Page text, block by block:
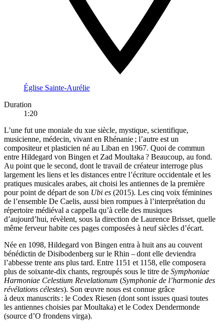
Église Sainte-Aurélie
Duration
1:20
L’une fut une moniale du xııe siècle, mystique, scientifique,
musicienne, médecin, vivant en Rhénanie ; l’autre est un
compositeur et plasticien né au Liban en 1967. Quoi de commun
entre Hildegard von Bingen et Zad Moultaka ? Beaucoup, au fond.
Au point que le second, dont le travail de créateur interroge plus
largement les liens et les distances entre l’écriture occidentale et les
pratiques musicales arabes, ait choisi les antiennes de la première
pour point de départ de son Ubi es (2015). Les cinq voix féminines
de l’ensemble De Caelis, aussi bien rompues à l’interprétation du
répertoire médiéval a cappella qu’à celle des musiques
d’aujourd’hui, révèlent, sous la direction de Laurence Brisset, quelle
même ferveur habite ces pages composées à neuf siècles d’écart.
Née en 1098, Hildegard von Bingen entra à huit ans au couvent
bénédictin de Disibodenberg sur le Rhin – dont elle deviendra
l’abbesse trente ans plus tard. Entre 1151 et 1158, elle composera
plus de soixante-dix chants, regroupés sous le titre de Symphoniae
Harmoniae Celestium Revelationum (Symphonie de l’harmonie des
révélations célestes). Son œuvre nous est connue grâce
à deux manuscrits : le Codex Riesen (dont sont issues quasi toutes
les antiennes choisies par Moultaka) et le Codex Dendermonde
(source d’O frondens virga).